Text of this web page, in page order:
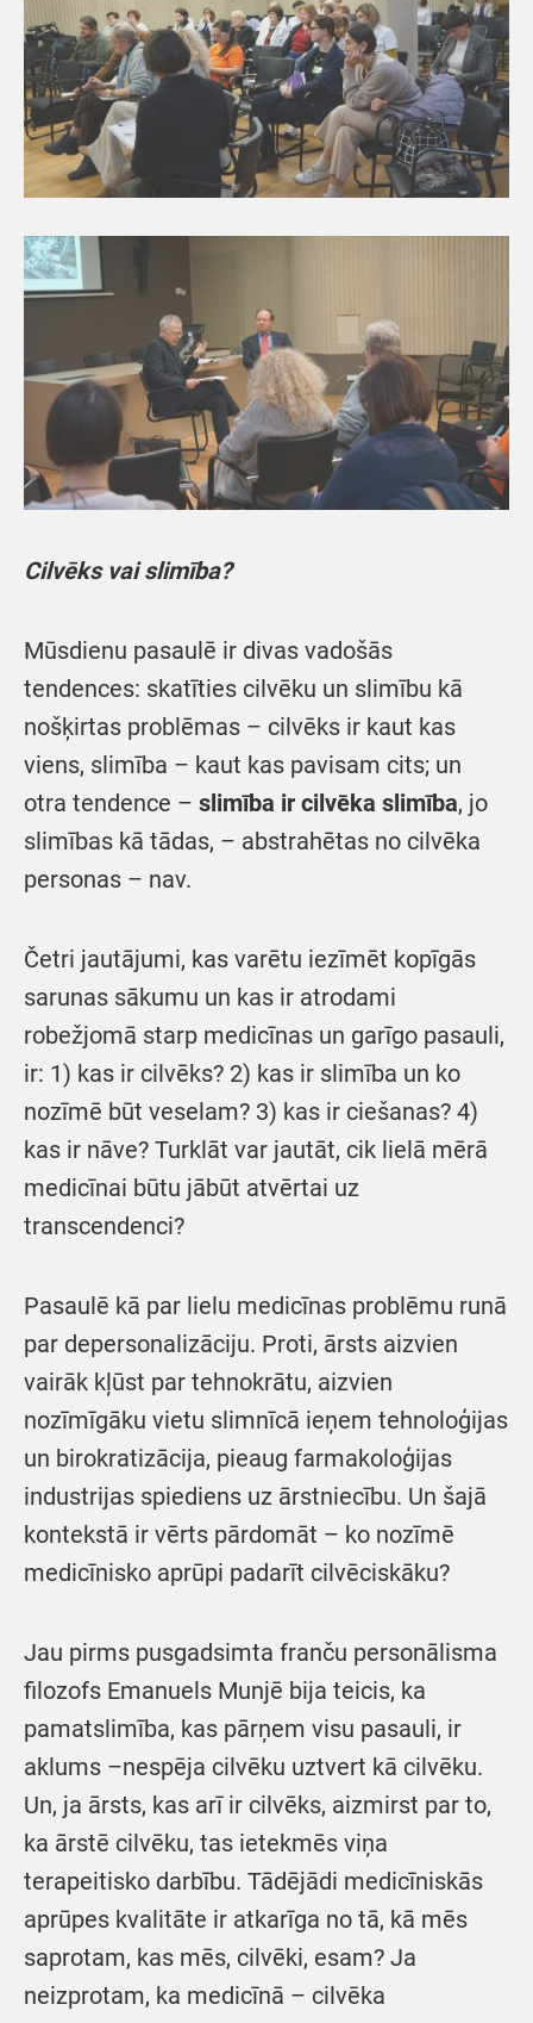
Cilvēks vai slimība?
Mūsdienu pasaulē ir divas vadošās
tendences: skatīties cilvēku un slimību kā
nošķirtas problēmas – cilvēks ir kaut kas
viens, slimība – kaut kas pavisam cits; un
otra tendence – slimība ir cilvēka slimība, jo
slimības kā tādas, – abstrahētas no cilvēka
personas – nav.
Četri jautājumi, kas varētu iezīmēt kopīgās
sarunas sākumu un kas ir atrodami
robežjomā starp medicīnas un garīgo pasauli,
ir: 1) kas ir cilvēks? 2) kas ir slimība un ko
nozīmē būt veselam? 3) kas ir ciešanas? 4)
kas ir nāve? Turklāt var jautāt, cik lielā mērā
medicīnai būtu jābūt atvērtai uz
transcendenci?
Pasaulē kā par lielu medicīnas problēmu runā
par depersonalizāciju. Proti, ārsts aizvien
vairāk kļūst par tehnokrātu, aizvien
nozīmīgāku vietu slimnīcā ieņem tehnoloģijas
un birokratizācija, pieaug farmakoloģijas
industrijas spiediens uz ārstniecību. Un šajā
kontekstā ir vērts pārdomāt – ko nozīmē
medicīnisko aprūpi padarīt cilvēciskāku?
Jau pirms pusgadsimta franču personālisma
filozofs Emanuels Munjē bija teicis, ka
pamatslimība, kas pārņem visu pasauli, ir
aklums –nespēja cilvēku uztvert kā cilvēku.
Un, ja ārsts, kas arī ir cilvēks, aizmirst par to,
ka ārstē cilvēku, tas ietekmēs viņa
terapeitisko darbību. Tādējādi medicīniskās
aprūpes kvalitāte ir atkarīga no tā, kā mēs
saprotam, kas mēs, cilvēki, esam? Ja
neizprotam, ka medicīnā – cilvēka